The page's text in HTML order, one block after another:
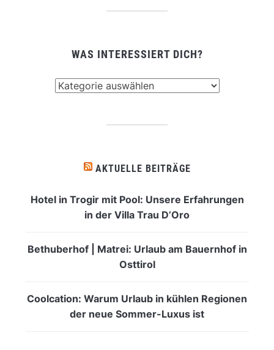
WAS INTERESSIERT DICH?
AKTUELLE BEITRÄGE
Hotel in Trogir mit Pool: Unsere Erfahrungen
in der Villa Trau D’Oro
Bethuberhof | Matrei: Urlaub am Bauernhof in
Osttirol
Coolcation: Warum Urlaub in kühlen Regionen
der neue Sommer-Luxus ist